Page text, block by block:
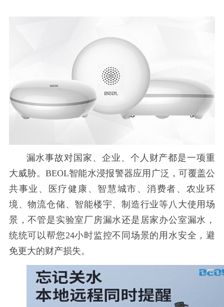
漏水事故对国家、企业、个人财产都是一项重
大威胁。 BEOL智能水浸报警器应用广泛，可覆盖公
共事业、医疗健康、智慧城市、消费者、农业环
境、物流仓储、智能楼宇、制造行业等八大使用场
景，不管是实验室厂房漏水还是居家办公室漏水，
统统可以帮您24小时监控不同场景的用水安全，避
免更大的财产损失。